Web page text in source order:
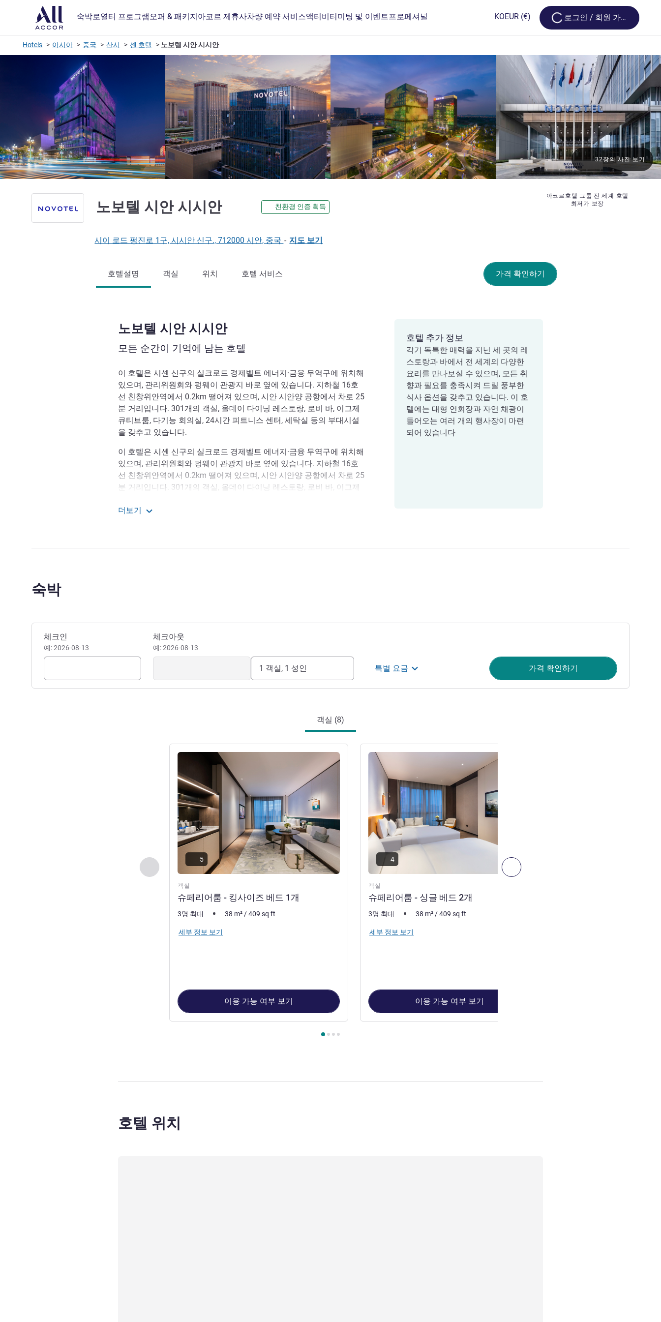
숙박로열티 프로그램 오퍼 & 패키지아코르 제휴사차량 예약 서비스액티비티미팅 및 이벤트 프로페셔널 KOEUR (€) Loading...
로그인 / 회원 가입
Hotels 아시아 중국 산시 셴 호텔 노보텔 시안 시시안
노보텔 시안 시시안 친환경 인증 획득
아코르호텔 그룹 전 세계 호텔
최저가 보장
32장의 사진 보기
시이 로드 펑진로 1구, 시시안 신구., 712000 시안, 중국 - 지도 보기
가격 확인하기
호텔설명 객실 위치 호텔 서비스
노보텔 시안 시시안
모든 순간이 기억에 남는 호텔
이 호텔은 시셴 신구의 실크로드 경제벨트 에너지·금융 무역구에 위치해
있으며, 관리위원회와 펑웨이 관광지 바로 옆에 있습니다. 지하철 16호
선 친창위안역에서 0.2km 떨어져 있으며, 시안 시안양 공항에서 차로 25
분 거리입니다. 301개의 객실, 올데이 다이닝 레스토랑, 로비 바, 이그제
큐티브룸, 다기능 회의실, 24시간 피트니스 센터, 세탁실 등의 부대시설
을 갖추고 있습니다.
이 호텔은 시셴 신구의 실크로드 경제벨트 에너지·금융 무역구에 위치해
있으며, 관리위원회와 펑웨이 관광지 바로 옆에 있습니다. 지하철 16호
선 친창위안역에서 0.2km 떨어져 있으며, 시안 시안양 공항에서 차로 25
분 거리입니다. 301개의 객실, 올데이 다이닝 레스토랑, 로비 바, 이그제
을 갖추고 있습니다.
더보기
호텔 추가 정보
각기 독특한 매력을 지닌 세 곳의 레
스토랑과 바에서 전 세계의 다양한
요리를 만나보실 수 있으며, 모든 취
향과 필요를 충족시켜 드릴 풍부한
식사 옵션을 갖추고 있습니다. 이 호
텔에는 대형 연회장과 자연 채광이
들어오는 여러 개의 행사장이 마련
되어 있습니다
숙박
이 호텔 예약하기
체크인
예: 2026-08-13
체크아웃
예: 2026-08-13
1 객실, 1 성인 특별 요금 가격 확인하기
객실 (8)
이전 - 객실 다음 - 객실
객실
슈페리어룸 - 킹사이즈 베드 1개
세부 정보 보기
5
3명 최대 38 m² /409 sq ft
세부 정보 보기
이용 가능 여부 보기
객실
슈페리어룸 - 싱글 베드 2개
세부 정보 보기
4
3명 최대 38 m² /409 sq ft
세부 정보 보기
이용 가능 여부 보기
호텔 위치